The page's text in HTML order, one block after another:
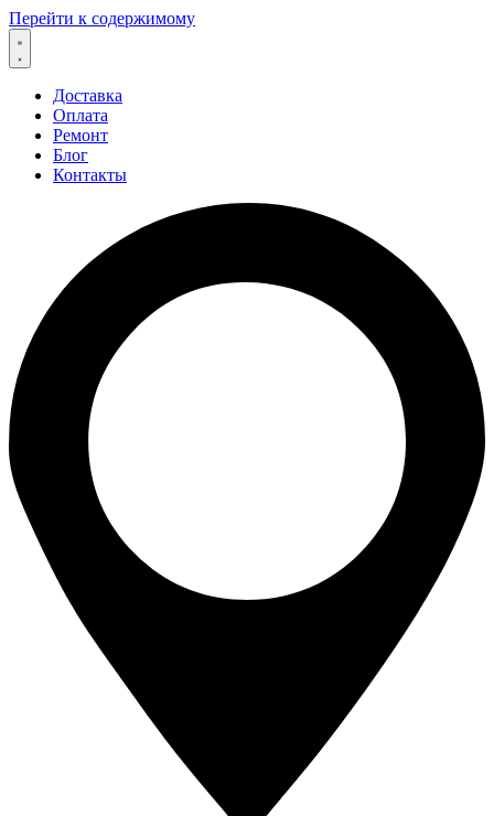
Перейти к содержимому
Доставка
Оплата
Ремонт
Блог
Контакты